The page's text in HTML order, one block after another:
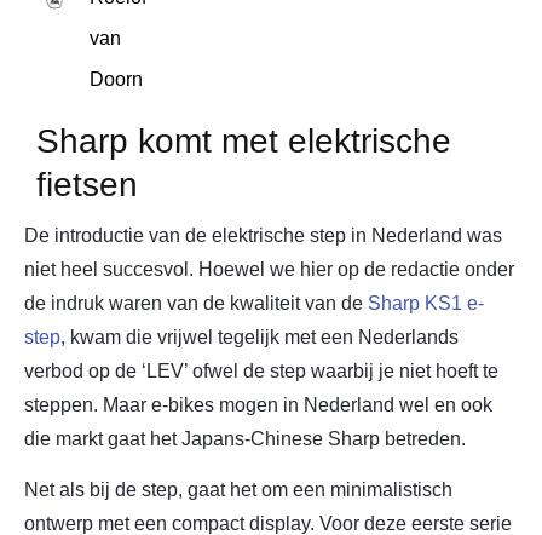
van
Doorn
Sharp komt met elektrische
fietsen
De introductie van de elektrische step in Nederland was
niet heel succesvol. Hoewel we hier op de redactie onder
de indruk waren van de kwaliteit van de Sharp KS1 e-
step, kwam die vrijwel tegelijk met een Nederlands
verbod op de ‘LEV’ ofwel de step waarbij je niet hoeft te
steppen. Maar e-bikes mogen in Nederland wel en ook
die markt gaat het Japans-Chinese Sharp betreden.
Net als bij de step, gaat het om een minimalistisch
ontwerp met een compact display. Voor deze eerste serie